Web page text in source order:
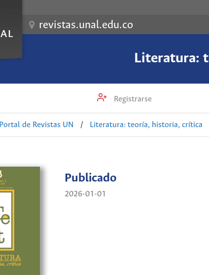
revistas.unal.edu.co
Literatura:
Registrarse
Portal de Revistas UN / Literatura: teoría, historia, crítica
Publicado
2026-01-01